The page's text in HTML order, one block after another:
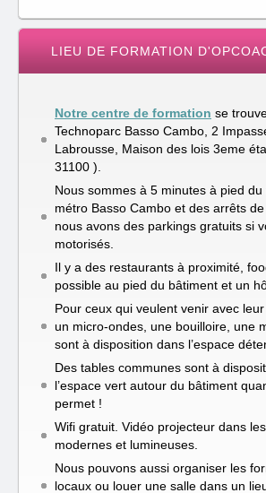
LIEU DE FORMATION
Notre centre de formation se
Technoparc Basso Cambo, 2
Labrousse, Maison des lois 3eme
31100 ).
Nous sommes à 5 minutes à pied du
métro Basso Cambo et des arrêts
nous avons des parkings gratuits si
motorisés.
Il y a des restaurants à proximité,
possible au pied du bâtiment et un
Pour ceux qui veulent venir avec
un micro-ondes, une bouilloire, une
sont à disposition dans l’espace
Des tables communes sont à
l’espace vert autour du bâtiment
permet !
Wifi gratuit. Vidéo projecteur dans
modernes et lumineuses.
Nous pouvons aussi organiser les
locaux ou louer une salle dans un